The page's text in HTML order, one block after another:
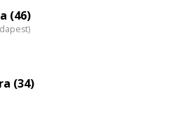
(46)
(34)